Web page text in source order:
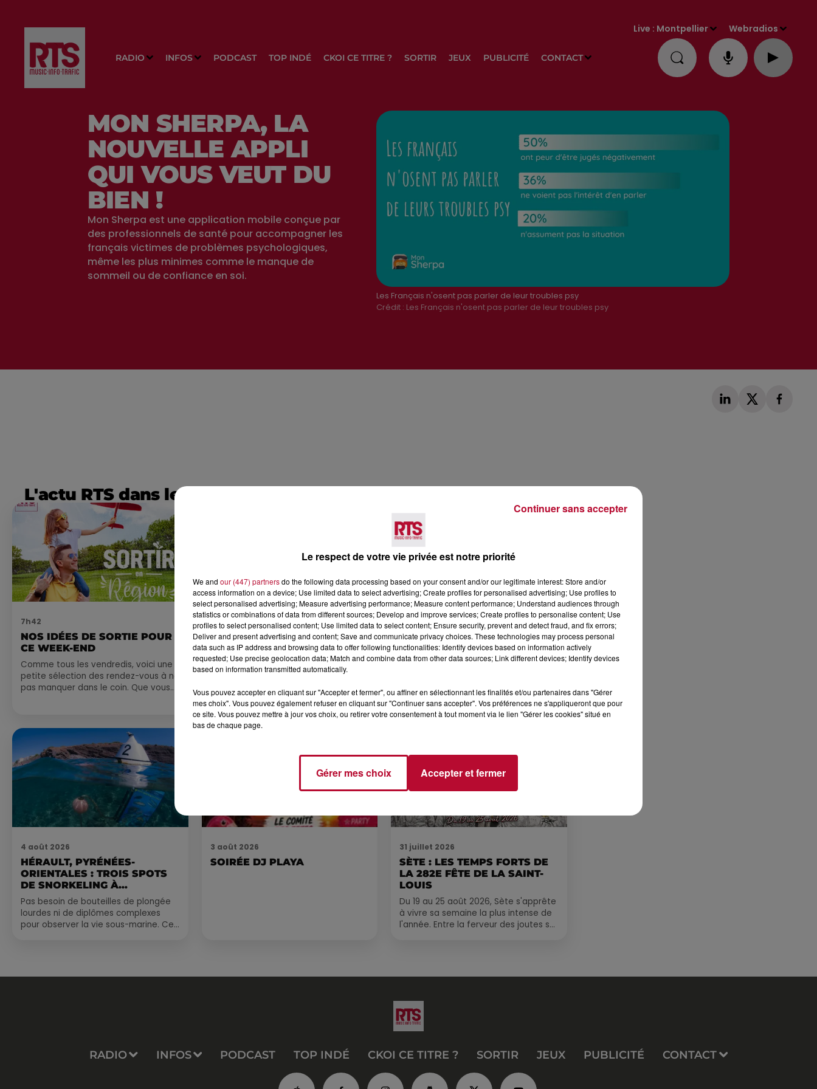
RADIO INFOS PODCAST TOP INDÉ CKOI CE TITRE ? SORTIR JEUX PUBLICITÉ CONTACT
Live : Montpellier Webradios
Les Français n'osent pas parler de leur troubles psy
Crédit : Les Français n'osent pas parler de leur troubles psy
MON SHERPA, LA
NOUVELLE APPLI
QUI VOUS VEUT DU
BIEN !
Mon Sherpa est une application mobile conçue par
des professionnels de santé pour accompagner les
français victimes de problèmes psychologiques,
même les plus minimes comme le manque de
sommeil ou de confiance en soi.
L'actu RTS dans le Sud
7h42
NOS IDÉES DE SORTIE POUR
CE WEEK-END
Comme tous les vendredis, voici une
petite sélection des rendez-vous à ne
pas manquer dans le coin. Que vous
6 août 2026
NÎMES : « LE RÊVE DU
GLADIATEUR » INVESTIT LES
ARÈNES CES 3...
Après un franc succès l'été dernier, le
spectacle « Le Rêve du gladiateur »
revient illuminer l'amphithéâtre
romain les 6, 7 et 8 août. Une fresque
nocturne...
4 août 2026
FÊTE DE LA POLYNÉSIE À
VILLEVEYRAC
4 août 2026
HÉRAULT, PYRÉNÉES-
ORIENTALES : TROIS SPOTS
DE SNORKELING À
EXPLORER...
Pas besoin de bouteilles de plongée
lourdes ni de diplômes complexes
pour observer la vie sous-marine. Cet
3 août 2026
SOIRÉE DJ PLAYA
31 juillet 2026
SÈTE : LES TEMPS FORTS DE
LA 282E FÊTE DE LA SAINT-
LOUIS
Du 19 au 25 août 2026, Sète s'apprête
à vivre sa semaine la plus intense de
l'année. Entre la ferveur des joutes sur
RADIO INFOS PODCAST TOP INDÉ CKOI CE TITRE ? SORTIR JEUX PUBLICITÉ CONTACT
Le respect de votre vie privée est notre priorité
We and our (447) partnersdo the following data processing based on your consent and/or our legitimate interest: Store and/or
access information on a device; Use limited data to select advertising; Create profiles for personalised advertising; Use profiles to
select personalised advertising; Measure advertising performance; Measure content performance; Understand audiences through
statistics or combinations of data from different sources; Develop and improve services; Create profiles to personalise content; Use
profiles to select personalised content; Use limited data to select content; Ensure security, prevent and detect fraud, and fix errors;
Deliver and present advertising and content; Save and communicate privacy choices. These technologies may process personal
data such as IP address and browsing data to offer following functionalities: Identify devices based on information actively
requested; Use precise geolocation data; Match and combine data from other data sources; Link different devices; Identify devices
based on information transmitted automatically.
Vous pouvez accepter en cliquant sur "Accepter et fermer", ou affiner en sélectionnant les finalités et/ou partenaires dans "Gérer
mes choix". Vous pouvez également refuser en cliquant sur "Continuer sans accepter". Vos préférences ne s'appliqueront que pour
ce site. Vous pouvez mettre à jour vos choix, ou retirer votre consentement à tout moment via le lien "Gérer les cookies" situé en
bas de chaque page.
Gérer mes choix Accepter et fermer
Continuer sans accepter